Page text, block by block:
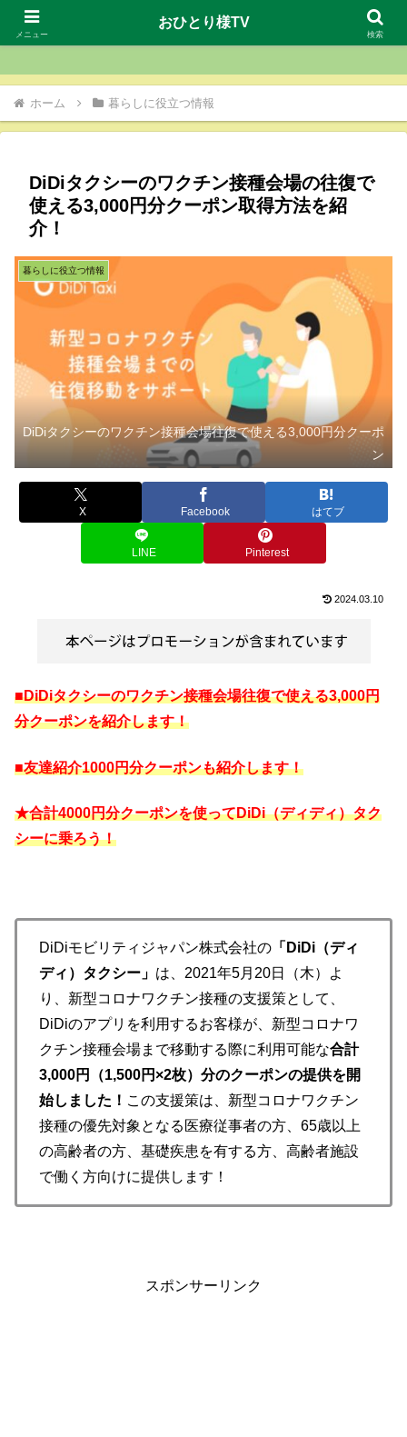
おひとり様TV
ホーム 暮らしに役立つ情報
DiDiタクシーのワクチン接種会場の往復で
使える3,000円分クーポン取得方法を紹
介！
暮らしに役立つ情報
DiDiタクシーのワクチン接種会場往復で使える3,000円分クーポ
ン
X Facebook はてブ
LINE Pinterest
2024.03.10
■DiDiタクシーのワクチン接種会場往復で使える3,000円
分クーポンを紹介します！
■友達紹介1000円分クーポンも紹介します！
★合計4000円分クーポンを使ってDiDi（ディディ）タク
シーに乗ろう！
DiDiモビリティジャパン株式会社の 「DiDi（ディ
ディ）タクシー」 は、2021年5月20日（木）よ
り、新型コロナワクチン接種の支援策として、
DiDiのアプリを利用するお客様が、新型コロナワ
クチン接種会場まで移動する際に利用可能な合計
3,000円（1,500円×2枚）分のクーポンの提供を開
始しました！ この支援策は、新型コロナワクチン
接種の優先対象となる医療従事者の方、65歳以上
の高齢者の方、基礎疾患を有する方、高齢者施設
で働く方向けに提供します！
スポンサーリンク
メニュー
おひとり様TV
検索